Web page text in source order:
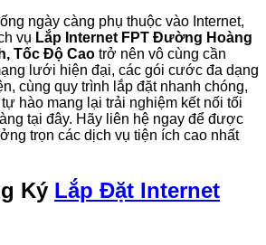
ngày càng phụ thuộc vào Internet,
vụ Lắp Internet FPT Đường Hoàng
Tốc Độ Cao trở nên vô cùng cần
lưới hiện đại, các gói cước đa dạng
cùng quy trình lắp đặt nhanh chóng,
hào mang lại trải nghiệm kết nối tối
tại đây. Hãy liên hệ ngay để được
trọn các dịch vụ tiện ích cao nhất
Ký Lắp Đặt Internet